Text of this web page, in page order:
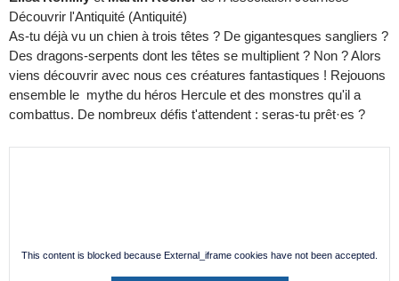
Découvrir l'Antiquité (Antiquité)
As-tu déjà vu un chien à trois têtes ? De gigantesques sangliers ?
Des dragons-serpents dont les têtes se multiplient ? Non ? Alors
viens découvrir avec nous ces créatures fantastiques ! Rejouons
ensemble le mythe du héros Hercule et des monstres qu'il a
combattus. De nombreux défis t'attendent : seras-tu prêt·es ?
This content is blocked because External_iframe cookies have not been accepted.